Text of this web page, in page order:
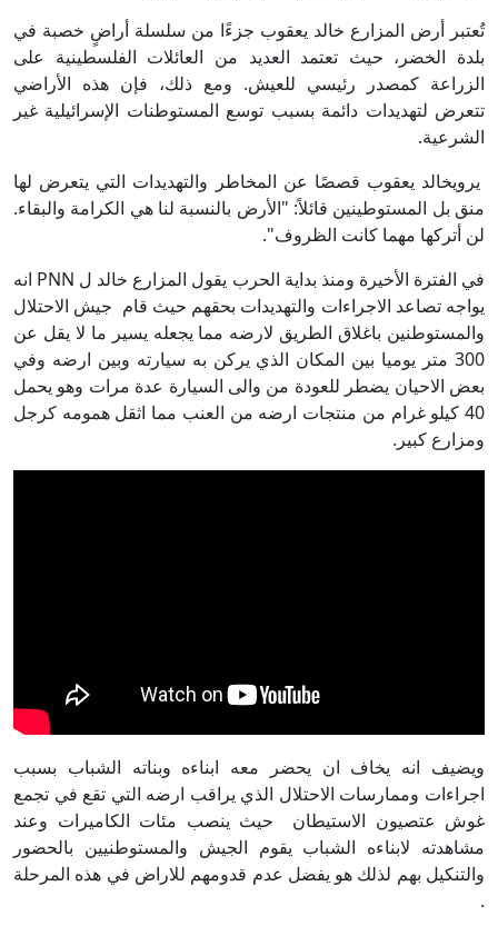
تُعتبر أرض المزارع خالد يعقوب جزءًا من سلسلة أراضٍ خصبة في
بلدة الخضر، حيث تعتمد العديد من العائلات الفلسطينية على
الزراعة كمصدر رئيسي للعيش. ومع ذلك، فإن هذه الأراضي
تتعرض لتهديدات دائمة بسبب توسع المستوطنات الإسرائيلية غير
الشرعية.
يرويخالد يعقوب قصصًا عن المخاطر والتهديدات التي يتعرض لها
منق بل المستوطينين قائلاً: "الأرض بالنسبة لنا هي الكرامة والبقاء.
لن أتركها مهما كانت الظروف".
في الفترة الأخيرة ومنذ بداية الحرب يقول المزارع خالد ل PNN انه
يواجه تصاعد الاجراءات والتهديدات بحقهم حيث قام جيش الاحتلال
والمستوطنين باغلاق الطريق لارضه مما يجعله يسير ما لا يقل عن
300 متر يوميا بين المكان الذي يركن به سيارته وبين ارضه وفي
بعض الاحيان يضطر للعودة من والى السيارة عدة مرات وهو يحمل
40 كيلو غرام من منتجات ارضه من العنب مما اثقل همومه كرجل
ومزارع كبير.
ويضيف انه يخاف ان يحضر معه ابناءه وبناته الشباب بسبب
اجراءات وممارسات الاحتلال الذي يراقب ارضه التي تقع في تجمع
غوش عتصيون الاستيطان حيث ينصب مئات الكاميرات وعند
مشاهدته لابناءه الشباب يقوم الجيش والمستوطنيين بالحضور
والتنكيل بهم لذلك هو يفضل عدم قدومهم للاراض في هذه المرحلة
.